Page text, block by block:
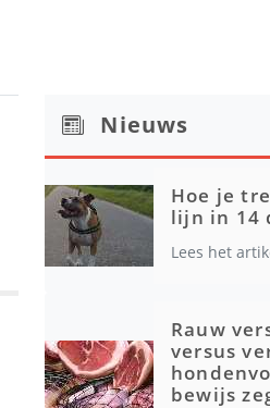
Nieuws
Hoe je
lijn in 14
Lees het
Rauw
versus
bewijs